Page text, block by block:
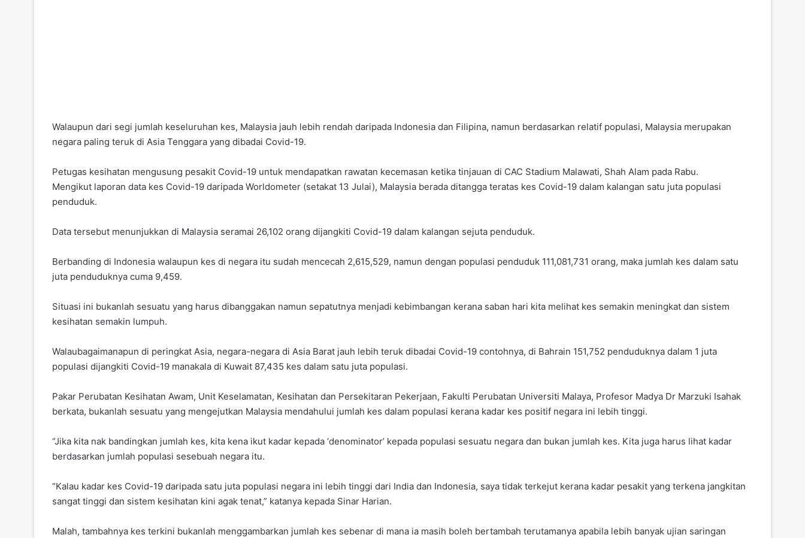
Walaupun dari segi jumlah keseluruhan kes, Malaysia jauh lebih rendah daripada Indonesia dan Filipina, namun berdasarkan relatif populasi, Malaysia merupakan
negara paling teruk di Asia Tenggara yang dibadai Covid-19.
Petugas kesihatan mengusung pesakit Covid-19 untuk mendapatkan rawatan kecemasan ketika tinjauan di CAC Stadium Malawati, Shah Alam pada Rabu.
Mengikut laporan data kes Covid-19 daripada Worldometer (setakat 13 Julai), Malaysia berada ditangga teratas kes Covid-19 dalam kalangan satu juta populasi
penduduk.
Data tersebut menunjukkan di Malaysia seramai 26,102 orang dijangkiti Covid-19 dalam kalangan sejuta penduduk.
Berbanding di Indonesia walaupun kes di negara itu sudah mencecah 2,615,529, namun dengan populasi penduduk 111,081,731 orang, maka jumlah kes dalam satu
juta penduduknya cuma 9,459.
Situasi ini bukanlah sesuatu yang harus dibanggakan namun sepatutnya menjadi kebimbangan kerana saban hari kita melihat kes semakin meningkat dan sistem
kesihatan semakin lumpuh.
Walaubagaimanapun di peringkat Asia, negara-negara di Asia Barat jauh lebih teruk dibadai Covid-19 contohnya, di Bahrain 151,752 penduduknya dalam 1 juta
populasi dijangkiti Covid-19 manakala di Kuwait 87,435 kes dalam satu juta populasi.
Pakar Perubatan Kesihatan Awam, Unit Keselamatan, Kesihatan dan Persekitaran Pekerjaan, Fakulti Perubatan Universiti Malaya, Profesor Madya Dr Marzuki Isahak
berkata, bukanlah sesuatu yang mengejutkan Malaysia mendahului jumlah kes dalam populasi kerana kadar kes positif negara ini lebih tinggi.
“Jika kita nak bandingkan jumlah kes, kita kena ikut kadar kepada ‘denominator’ kepada populasi sesuatu negara dan bukan jumlah kes. Kita juga harus lihat kadar
berdasarkan jumlah populasi sesebuah negara itu.
“Kalau kadar kes Covid-19 daripada satu juta populasi negara ini lebih tinggi dari India dan Indonesia, saya tidak terkejut kerana kadar pesakit yang terkena jangkitan
sangat tinggi dan sistem kesihatan kini agak tenat,” katanya kepada Sinar Harian.
Malah, tambahnya kes terkini bukanlah menggambarkan jumlah kes sebenar di mana ia masih boleh bertambah terutamanya apabila lebih banyak ujian saringan